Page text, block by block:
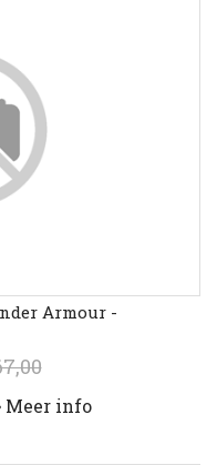
Armour -
Meer info